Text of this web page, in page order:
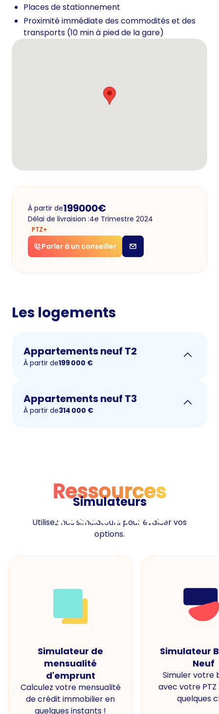
Places de stationnement
Proximité immédiate des commodités et des
transports (10 min à pied de la gare)
À partir de199000€
Délai de livraision :4e Trimestre 2024
PTZ+
Parler à un conseiller
Les logements
Appartements neuf T2
À partir de199 000 €
Appartements neuf T3
À partir de314 000 €
Ressources
Ressources
Simulateurs
Utilisez nos simulateurs pour évaluer vos
options.
Simulateur de
mensualité
d'emprunt
Calculez votre mensualité
de crédit immobilier en
quelques instants !
Simulateur
Neuf
Simuler votre
avec votre PTZ
quelques